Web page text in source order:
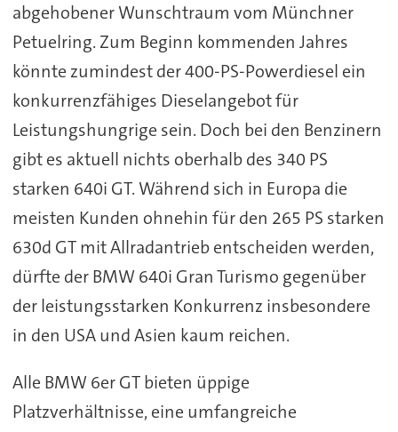
abgehobener Wunschtraum vom Münchner
Petuelring. Zum Beginn kommenden Jahres
könnte zumindest der 400-PS-Powerdiesel ein
konkurrenzfähiges Dieselangebot für
Leistungshungrige sein. Doch bei den Benzinern
gibt es aktuell nichts oberhalb des 340 PS
starken 640i GT. Während sich in Europa die
meisten Kunden ohnehin für den 265 PS starken
630d GT mit Allradantrieb entscheiden werden,
dürfte der BMW 640i Gran Turismo gegenüber
der leistungsstarken Konkurrenz insbesondere
in den USA und Asien kaum reichen.
Alle BMW 6er GT bieten üppige
Platzverhältnisse, eine umfangreiche